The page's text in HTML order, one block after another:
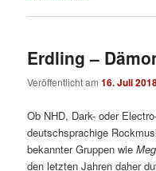
Erdling –
Veröffentlicht am16. Juli
Ob NHD, Dark- oder
deutschsprachige
bekannter Gruppen wie
den letzten Jahren daher